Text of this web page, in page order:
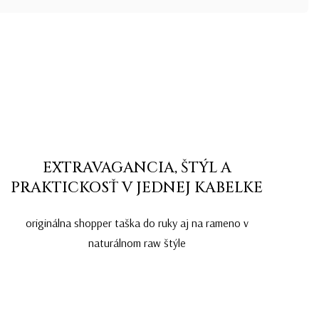
EXTRAVAGANCIA, ŠTÝL A
PRAKTICKOSŤ V JEDNEJ KABELKE
originálna shopper taška do ruky aj na rameno v
naturálnom raw štýle